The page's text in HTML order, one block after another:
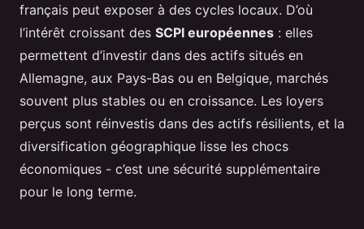
français peut exposer à des cycles locaux. D’où
l’intérêt croissant des SCPI européennes : elles
permettent d’investir dans des actifs situés en
Allemagne, aux Pays-Bas ou en Belgique, marchés
souvent plus stables ou en croissance. Les loyers
perçus sont réinvestis dans des actifs résilients, et la
diversification géographique lisse les chocs
économiques - c’est une sécurité supplémentaire
pour le long terme.